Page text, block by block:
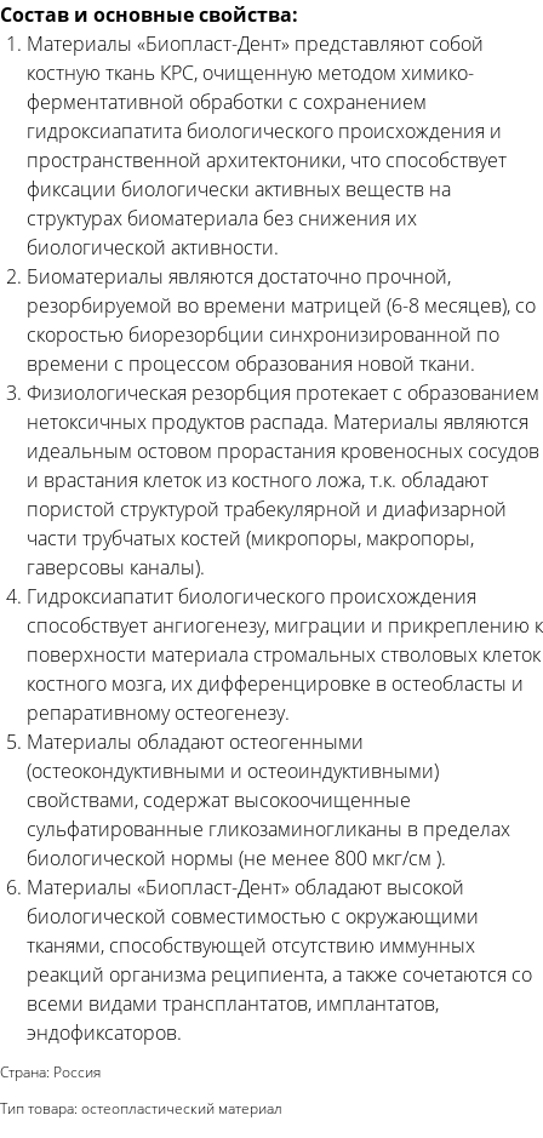
Состав и основные свойства:
Материалы «Биопласт-Дент» представляют собой
костную ткань КРС, очищенную методом химико-
ферментативной обработки с сохранением
гидроксиапатита биологического происхождения и
пространственной архитектоники, что способствует
фиксации биологически активных веществ на
структурах биоматериала без снижения их
биологической активности.
Биоматериалы являются достаточно прочной,
резорбируемой во времени матрицей (6-8 месяцев), со
скоростью биорезорбции синхронизированной по
времени с процессом образования новой ткани.
Физиологическая резорбция протекает с образованием
нетоксичных продуктов распада. Материалы являются
идеальным остовом прорастания кровеносных сосудов
и врастания клеток из костного ложа, т.к. обладают
пористой структурой трабекулярной и диафизарной
части трубчатых костей (микропоры, макропоры,
гаверсовы каналы).
Гидроксиапатит биологического происхождения
способствует ангиогенезу, миграции и прикреплению к
поверхности материала стромальных стволовых клеток
костного мозга, их дифференцировке в остеобласты и
репаративному остеогенезу.
Материалы обладают остеогенными
(остеокондуктивными и остеоиндуктивными)
свойствами, содержат высокоочищенные
сульфатированные гликозаминогликаны в пределах
биологической нормы (не менее 800 мкг/см ).
Материалы «Биопласт-Дент» обладают высокой
биологической совместимостью с окружающими
тканями, способствующей отсутствию иммунных
реакций организма реципиента, а также сочетаются со
всеми видами трансплантатов, имплантатов,
эндофиксаторов.
Страна: Россия
Тип товара: остеопластический материал